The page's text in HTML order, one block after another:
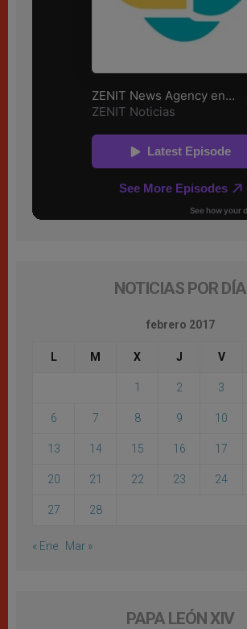
NOTICIAS POR DÍA
febrero 2017
L M X J V
1 2 3
6 7 8 9 10
13 14 15 16 17
20 21 22 23 24
27 28
« Ene Mar »
PAPA LEÓN XIV